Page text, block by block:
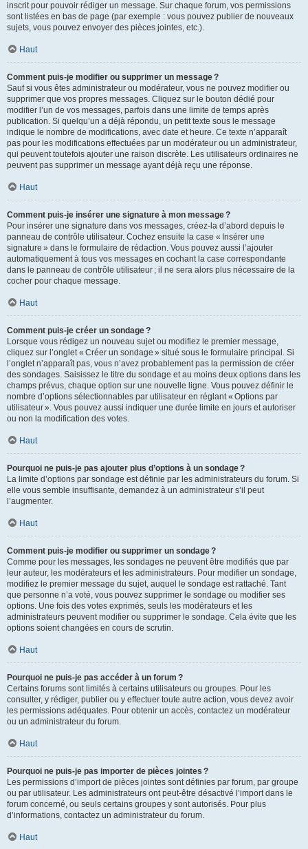
inscrit pour pouvoir rédiger un message. Sur chaque forum, vos permissions
sont listées en bas de page (par exemple : vous pouvez publier de nouveaux
sujets, vous pouvez envoyer des pièces jointes, etc.).
Haut
Comment puis-je modifier ou supprimer un message ?
Sauf si vous êtes administrateur ou modérateur, vous ne pouvez modifier ou
supprimer que vos propres messages. Cliquez sur le bouton dédié pour
modifier l’un de vos messages, parfois dans une limite de temps après
publication. Si quelqu’un a déjà répondu, un petit texte sous le message
indique le nombre de modifications, avec date et heure. Ce texte n’apparaît
pas pour les modifications effectuées par un modérateur ou un administrateur,
qui peuvent toutefois ajouter une raison discrète. Les utilisateurs ordinaires ne
peuvent pas supprimer un message ayant déjà reçu une réponse.
Haut
Comment puis-je insérer une signature à mon message ?
Pour insérer une signature dans vos messages, créez-la d’abord depuis le
panneau de contrôle utilisateur. Cochez ensuite la case « Insérer une
signature » dans le formulaire de rédaction. Vous pouvez aussi l’ajouter
automatiquement à tous vos messages en cochant la case correspondante
dans le panneau de contrôle utilisateur ; il ne sera alors plus nécessaire de la
cocher pour chaque message.
Haut
Comment puis-je créer un sondage ?
Lorsque vous rédigez un nouveau sujet ou modifiez le premier message,
cliquez sur l’onglet « Créer un sondage » situé sous le formulaire principal. Si
l’onglet n’apparaît pas, vous n’avez probablement pas la permission de créer
des sondages. Saisissez le titre du sondage et au moins deux options dans les
champs prévus, chaque option sur une nouvelle ligne. Vous pouvez définir le
nombre d’options sélectionnables par utilisateur en réglant « Options par
utilisateur ». Vous pouvez aussi indiquer une durée limite en jours et autoriser
ou non la modification des votes.
Haut
Pourquoi ne puis-je pas ajouter plus d’options à un sondage ?
La limite d’options par sondage est définie par les administrateurs du forum. Si
elle vous semble insuffisante, demandez à un administrateur s’il peut
l’augmenter.
Haut
Comment puis-je modifier ou supprimer un sondage ?
Comme pour les messages, les sondages ne peuvent être modifiés que par
leur auteur, les modérateurs et les administrateurs. Pour modifier un sondage,
modifiez le premier message du sujet, auquel le sondage est rattaché. Tant
que personne n’a voté, vous pouvez supprimer le sondage ou modifier ses
options. Une fois des votes exprimés, seuls les modérateurs et les
administrateurs peuvent modifier ou supprimer le sondage. Cela évite que les
options soient changées en cours de scrutin.
Haut
Pourquoi ne puis-je pas accéder à un forum ?
Certains forums sont limités à certains utilisateurs ou groupes. Pour les
consulter, y rédiger, publier ou y effectuer toute autre action, vous devez avoir
les permissions adéquates. Pour obtenir un accès, contactez un modérateur
ou un administrateur du forum.
Haut
Pourquoi ne puis-je pas importer de pièces jointes ?
Les permissions d’import de pièces jointes sont définies par forum, par groupe
ou par utilisateur. Les administrateurs ont peut-être désactivé l’import dans le
forum concerné, ou seuls certains groupes y sont autorisés. Pour plus
d’informations, contactez un administrateur du forum.
Haut